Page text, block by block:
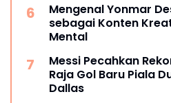
Mengenal Yonmar
sebagai Konten
Mental
Messi Pecahkan
Raja Gol Baru Piala
Dallas